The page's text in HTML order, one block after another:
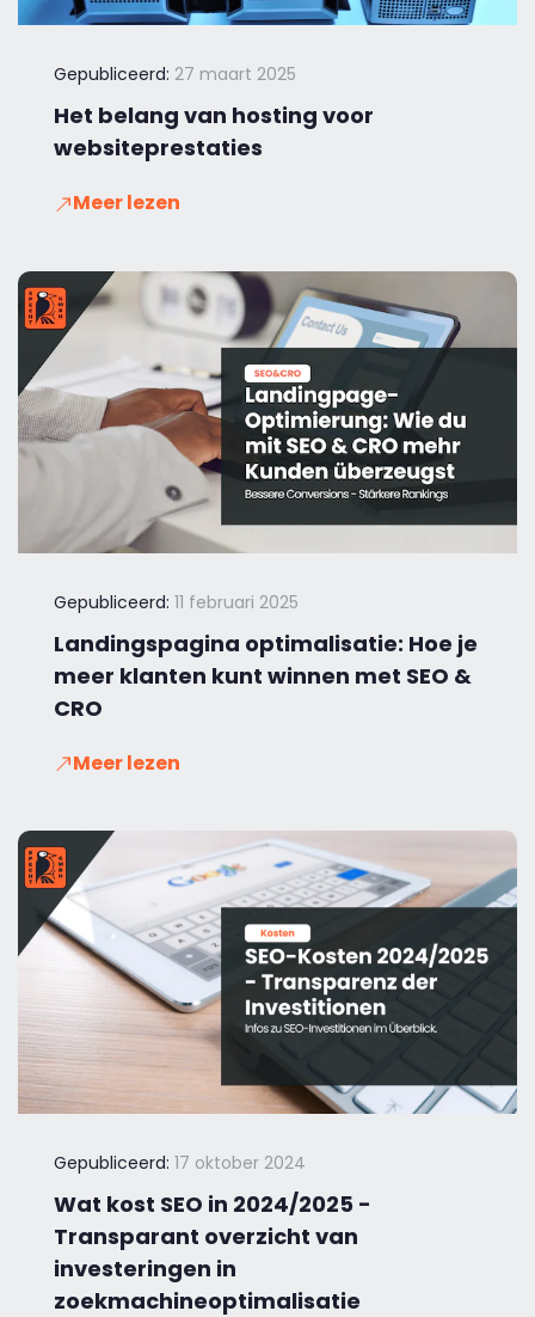
Gepubliceerd: 27 maart 2025
Het belang van hosting voor
websiteprestaties
Meer lezen
Gepubliceerd: 11 februari 2025
Landingspagina optimalisatie: Hoe je
meer klanten kunt winnen met SEO &
CRO
Meer lezen
Gepubliceerd: 17 oktober 2024
Wat kost SEO in 2024/2025 -
Transparant overzicht van
investeringen in
zoekmachineoptimalisatie